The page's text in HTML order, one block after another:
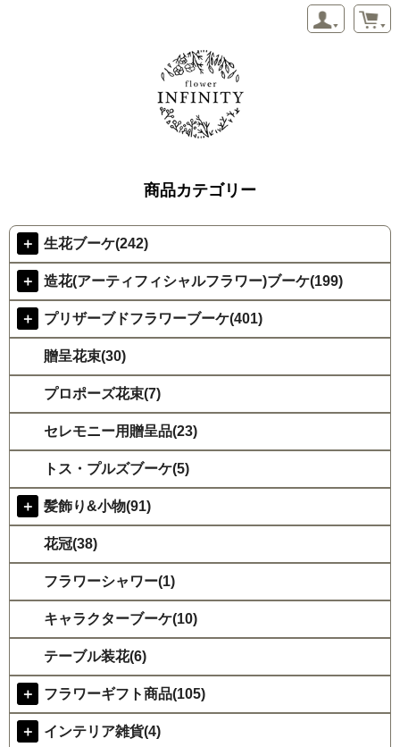
商品カテゴリー
＋ 生花ブーケ(242)
＋ 造花(アーティフィシャルフラワー)ブーケ(199)
＋ プリザーブドフラワーブーケ(401)
贈呈花束(30)
プロポーズ花束(7)
セレモニー用贈呈品(23)
トス・プルズブーケ(5)
＋ 髪飾り&小物(91)
花冠(38)
フラワーシャワー(1)
キャラクターブーケ(10)
テーブル装花(6)
＋ フラワーギフト商品(105)
＋ インテリア雑貨(4)